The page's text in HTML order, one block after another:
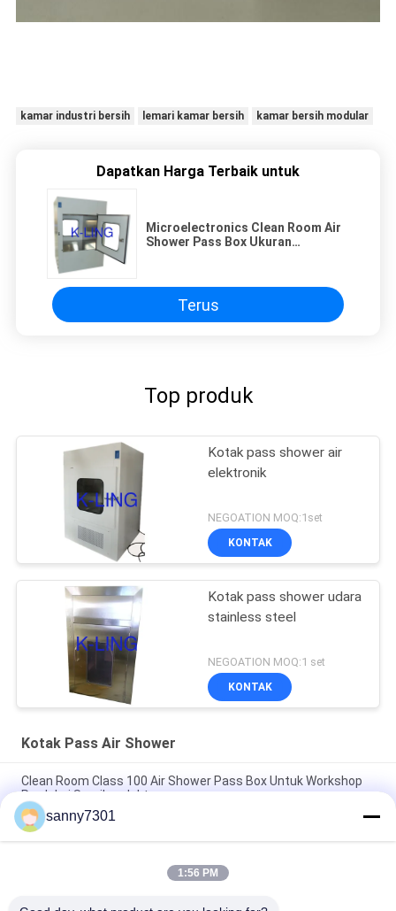
kamar industri bersih lemari kamar bersih kamar bersih modular
Dapatkan Harga Terbaik untuk
Microelectronics Clean Room Air
Shower Pass Box Ukuran
Terus
Top produk
Kotak pass shower air
elektronik
NEGOATION MOQ:1set
KONTAK
Kotak pass shower udara
stainless steel
NEGOATION MOQ:1 set
KONTAK
Kotak Pass Air Shower
Clean Room Class 100 Air Shower Pass Box Untuk Workshop
Produksi Semikonduktor
Sistem Kontrol PLC Membersihkan Kamar Lewat Melalui
Kompak Dengan Saluran Konveyor
Customizable Pintu Ayun Udara Ganda Shower Pass Dengan
sanny7301
1:56 PM